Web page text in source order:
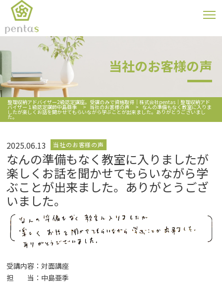
当社のお客様の声
整理収納アドバイザー2級認定講座。受講のみで資格取得｜株式会社pentas｜整理収納アド
バイザー１級認定講師中島亜季 > 当社のお客様の声 > なんの準備もなく教室に入りま
したが楽しくお話を聞かせてもらいながら学ぶことが出来ました。ありがとうございまし
た。
2025.06.13 当社のお客様の声
なんの準備もなく教室に入りましたが
楽しくお話を聞かせてもらいながら学
ぶことが出来ました。ありがとうござ
いました。
受講内容：対面講座
担 当：中島亜季